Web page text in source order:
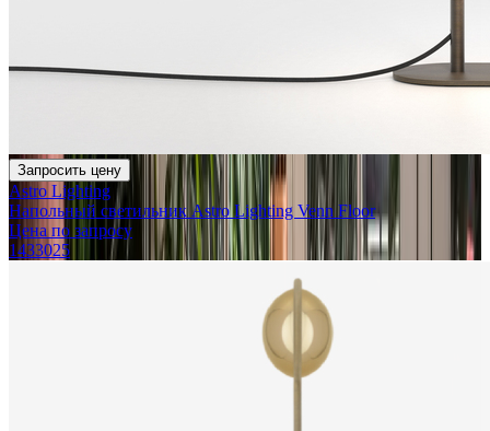
Запросить цену
Astro Lighting
Напольный светильник Astro Lighting Venn Floor
Цена по запросу
1433025